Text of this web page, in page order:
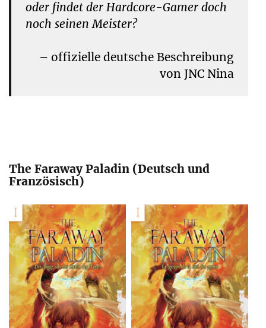
oder findet der Hardcore-Gamer doch
noch seinen Meister?
– offizielle deutsche Beschreibung
von JNC Nina
The Faraway Paladin (Deutsch und
Französisch)